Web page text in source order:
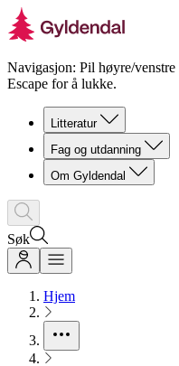
Navigasjon: Pil høyre/
Escape for å lukke.
Litteratur
Fag og utdanning
Om Gyldendal
Søk
Hjem